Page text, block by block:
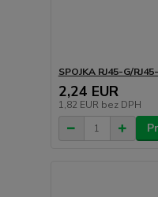
SPOJKA RJ45-G/
2,24 EUR
1,82 EUR bez DPH